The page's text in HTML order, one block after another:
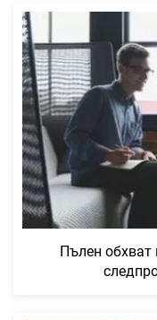
Пълен обхват